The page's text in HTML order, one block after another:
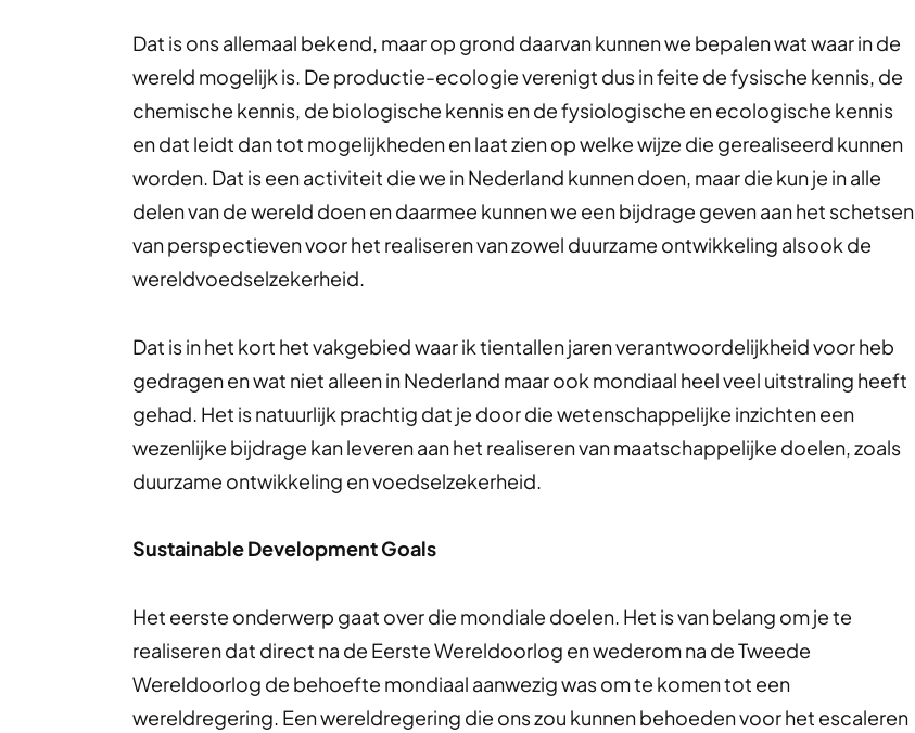
Dat is ons allemaal bekend, maar op grond daarvan kunnen we bepalen wat waar in de
wereld mogelijk is. De productie-ecologie verenigt dus in feite de fysische kennis, de
chemische kennis, de biologische kennis en de fysiologische en ecologische kennis
en dat leidt dan tot mogelijkheden en laat zien op welke wijze die gerealiseerd kunnen
worden. Dat is een activiteit die we in Nederland kunnen doen, maar die kun je in alle
delen van de wereld doen en daarmee kunnen we een bijdrage geven aan het schetsen
van perspectieven voor het realiseren van zowel duurzame ontwikkeling alsook de
wereldvoedselzekerheid.
Dat is in het kort het vakgebied waar ik tientallen jaren verantwoordelijkheid voor heb
gedragen en wat niet alleen in Nederland maar ook mondiaal heel veel uitstraling heeft
gehad. Het is natuurlijk prachtig dat je door die wetenschappelijke inzichten een
wezenlijke bijdrage kan leveren aan het realiseren van maatschappelijke doelen, zoals
duurzame ontwikkeling en voedselzekerheid.
Sustainable Development Goals
Het eerste onderwerp gaat over die mondiale doelen. Het is van belang om je te
realiseren dat direct na de Eerste Wereldoorlog en wederom na de Tweede
Wereldoorlog de behoefte mondiaal aanwezig was om te komen tot een
wereldregering. Een wereldregering die ons zou kunnen behoeden voor het escaleren